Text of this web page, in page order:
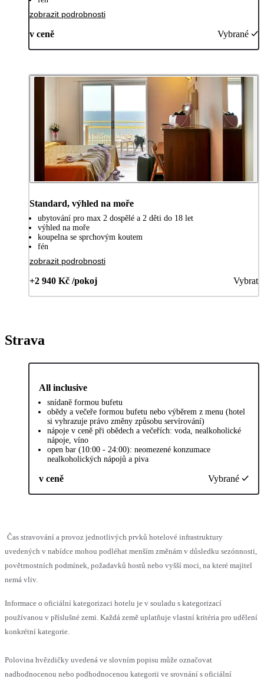
zobrazit podrobnosti
v ceně Vybrané
Standard, výhled na moře
ubytování pro max 2 dospělé a 2 děti do 18 let
výhled na moře
koupelna se sprchovým koutem
fén
zobrazit podrobnosti
+2 940 Kč /pokoj Vybrat
Strava
All inclusive
snídaně formou bufetu
obědy a večeře formou bufetu nebo výběrem z menu (hotel
si vyhrazuje právo změny způsobu servírování)
nápoje v ceně při obědech a večeřích: voda, nealkoholické
nápoje, víno
open bar (10:00 - 24:00): neomezené konzumace
nealkoholických nápojů a piva
v ceně Vybrané
Čas stravování a provoz jednotlivých prvků hotelové infrastruktury
uvedených v nabídce mohou podléhat menším změnám v důsledku sezónnosti,
povětrnostních podmínek, požadavků hostů nebo vyšší moci, na které majitel
nemá vliv.
Informace o oficiální kategorizaci hotelu je v souladu s kategorizací
používanou v příslušné zemi. Každá země uplatňuje vlastní kritéria pro udělení
konkrétní kategorie.
Polovina hvězdičky uvedená ve slovním popisu může označovat
nadhodnocenou nebo podhodnocenou kategorii ve srovnání s oficiální